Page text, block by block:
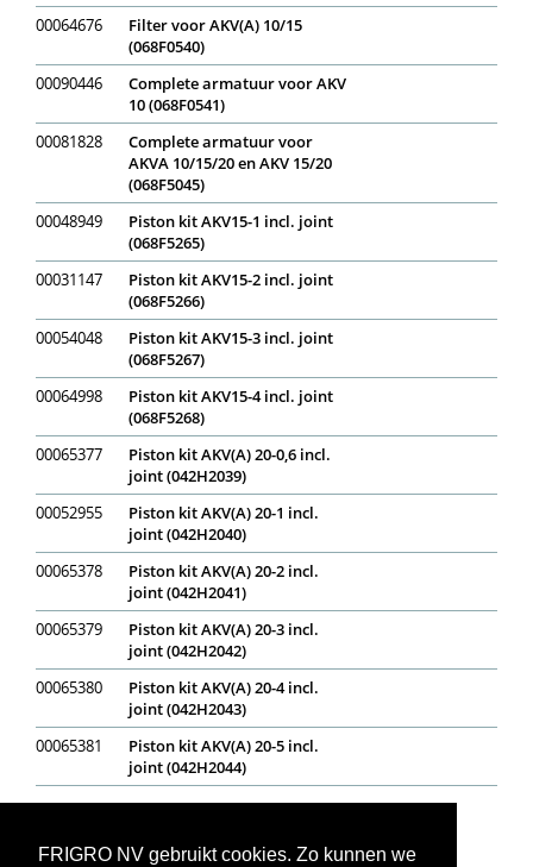
FRIGRO NV gebruikt cookies. Zo kunnen we
00064676
Filter voor AKV(A) 10/15
(068F0540)
00090446
Complete armatuur voor AKV
10 (068F0541)
00081828
Complete armatuur voor
AKVA 10/15/20 en AKV 15/20
(068F5045)
00048949
Piston kit AKV15-1 incl. joint
(068F5265)
00031147
Piston kit AKV15-2 incl. joint
(068F5266)
00054048
Piston kit AKV15-3 incl. joint
(068F5267)
00064998
Piston kit AKV15-4 incl. joint
(068F5268)
00065377
Piston kit AKV(A) 20-0,6 incl.
joint (042H2039)
00052955
Piston kit AKV(A) 20-1 incl.
joint (042H2040)
00065378
Piston kit AKV(A) 20-2 incl.
joint (042H2041)
00065379
Piston kit AKV(A) 20-3 incl.
joint (042H2042)
00065380
Piston kit AKV(A) 20-4 incl.
joint (042H2043)
00065381
Piston kit AKV(A) 20-5 incl.
joint (042H2044)
Voorraadweergave onder voorbehoud van verkoop